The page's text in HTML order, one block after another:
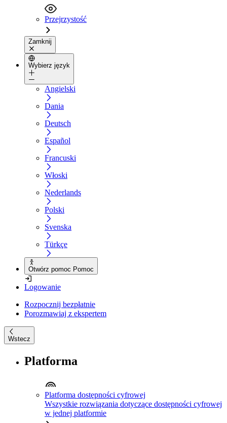
Przejrzystość
Zamknij
Wybierz język
Angielski
Dania
Deutsch
Español
Francuski
Włoski
Nederlands
Polski
Svenska
Türkçe
Otwórz pomoc Pomoc
Logowanie
Rozpocznij bezpłatnie
Porozmawiaj z ekspertem
Wstecz
Platforma
Platforma dostępności cyfrowej
Wszystkie rozwiązania dotyczące dostępności cyfrowej
w jednej platformie